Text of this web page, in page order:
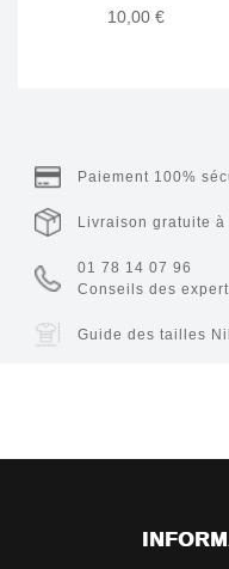
10,00 €
Paiement 100%
Livraison gratuite
01 78 14 07 96
Conseils des
Guide des tailles